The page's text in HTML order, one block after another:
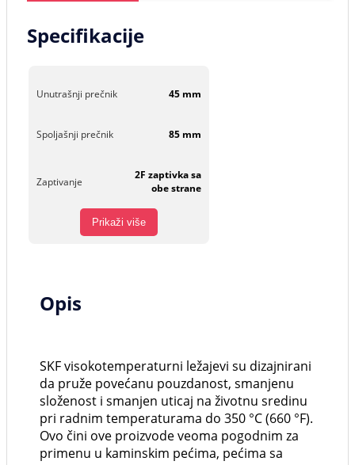
Specifikacije
Unutrašnji prečnik 45 mm
Spoljašnji prečnik 85 mm
Zaptivanje
2F zaptivka sa
obe strane
Prikaži više
Opis
SKF visokotemperaturni ležajevi su dizajnirani
da pruže povećanu pouzdanost, smanjenu
složenost i smanjen uticaj na životnu sredinu
pri radnim temperaturama do 350 °C (660 °F).
Ovo čini ove proizvode veoma pogodnim za
primenu u kaminskim pećima, pećima sa